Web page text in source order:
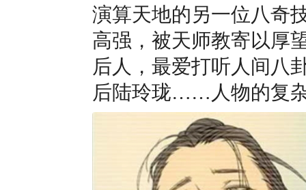
演算天地的另一位八奇
高强，被天师教寄以厚
后人，最爱打听人间八
后陆玲珑……人物的复